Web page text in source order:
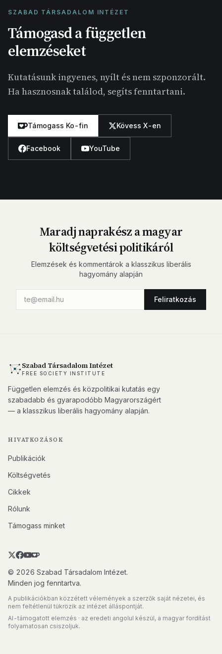
SZABAD TÁRSADALOM INTÉZET
Támogasd a független
elemzéseket
Kutatásunk ingyenes, nyílt és nem szponzorált.
Ha hasznosnak találod, segíts fenntartani.
Támogass Ko-fin Kövess X-en
Facebook YouTube
Maradj naprakész a magyar
költségvetési politikáról
Elemzések és kommentárok a klasszikus liberális
hagyomány alapján
Feliratkozás
Szabad Társadalom Intézet
FREE SOCIETY INSTITUTE
Független elemzés és közpolitikai kutatás egy
szabadabb és gyarapodóbb Magyarországért
— a klasszikus liberális hagyomány alapján.
HIVATKOZÁSOK
Publikációk
Költségvetés
Cikkek
Rólunk
Támogass minket
© 2026 Szabad Társadalom Intézet.
Minden jog fenntartva.
A publikációkban közzétett vélemények a szerzők saját nézetei, és
nem feltétlenül tükrözik az intézet álláspontját.
AI-támogatott elemzés · az eredeti angolul készül, a magyar fordítást
folyamatosan csiszoljuk.